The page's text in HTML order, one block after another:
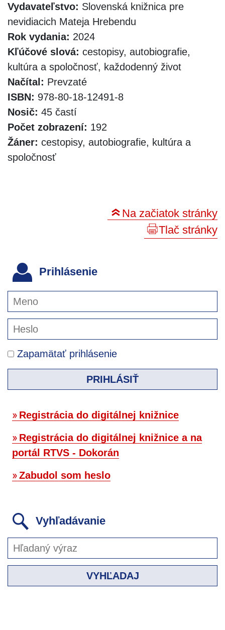
Vydavateľstvo: Slovenská knižnica pre
nevidiacich Mateja Hrebendu
Rok vydania: 2024
Kľúčové slová: cestopisy, autobiografie,
kultúra a spoločnosť, každodenný život
Načítal: Prevzaté
ISBN: 978-80-18-12491-8
Nosič: 45 častí
Počet zobrazení: 192
Žáner: cestopisy, autobiografie, kultúra a
spoločnosť
Na začiatok stránky
Tlač stránky
Prihlásenie
Zapamätať prihlásenie
PRIHLÁSIŤ
Registrácia do digitálnej knižnice
Registrácia do digitálnej knižnice a na
portál RTVS - Dokorán
Zabudol som heslo
Vyhľadávanie
VYHĽADAJ